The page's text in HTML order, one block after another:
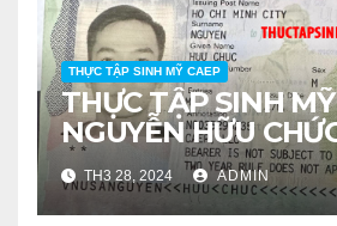
THỰC TẬP SINH MỸ CAEP
THỰC TẬP SINH
NGUYỄN HỮU
TH3 28, 2024 ADMIN